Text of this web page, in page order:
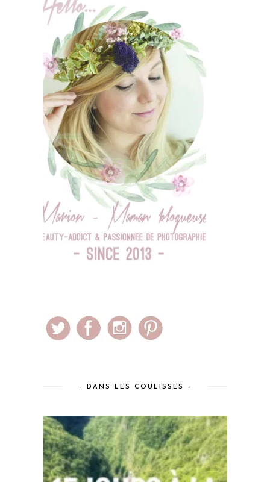
– DANS LES COULISSES –